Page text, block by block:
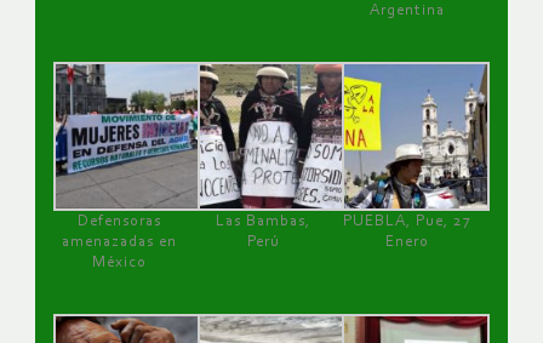
Argentina
Defensoras
amenazadas en
México
Las Bambas,
Perú
PUEBLA, Pue, 27
Enero